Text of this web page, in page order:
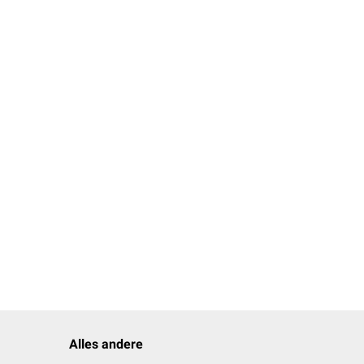
Alles andere